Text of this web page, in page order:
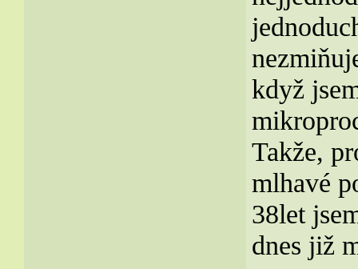
když
Takže,
mlhavé
38let
dnes již